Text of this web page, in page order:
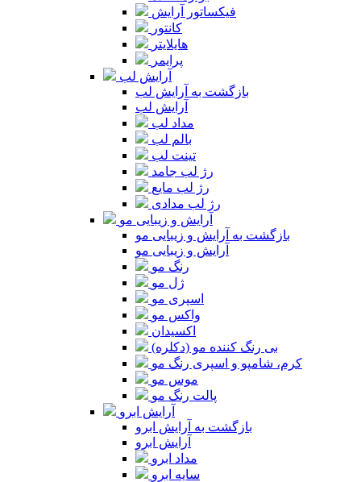
فیکساتور آرایش
کانتور
هایلایتر
پرایمر
آرایش لب
بازگشت به آرایش لب
آرایش لب
مداد لب
بالم لب
تینت لب
رژ لب جامد
رژ لب مایع
رژ لب مدادی
آرایش و زیبایی مو
بازگشت به آرایش و زیبایی مو
آرایش و زیبایی مو
رنگ مو
ژل مو
اسپری مو
واکس مو
اکسیدان
بی رنگ کننده مو (دکلره)
کرم، شامپو و اسپری رنگ مو
موس مو
پالت رنگ مو
آرایش ابرو
بازگشت به آرایش ابرو
آرایش ابرو
مداد ابرو
سایه ابرو